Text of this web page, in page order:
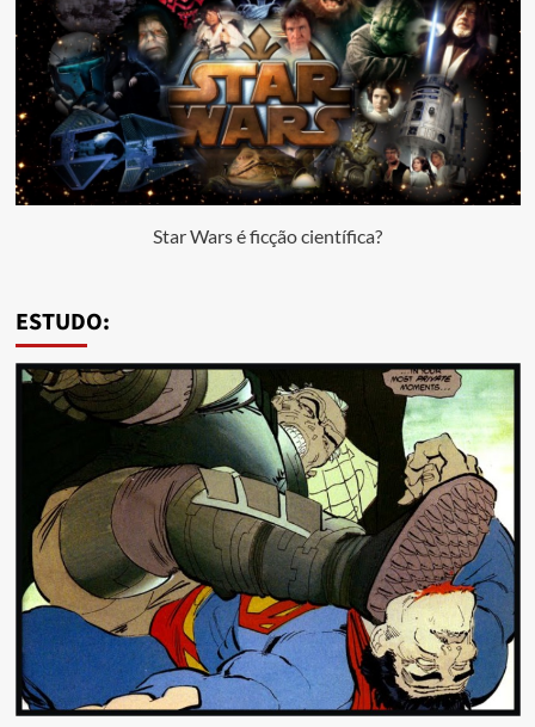
Star Wars é ficção científica?
ESTUDO: